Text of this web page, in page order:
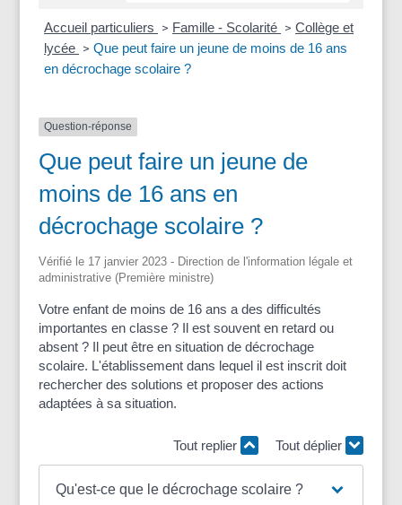
Accueil particuliers > Famille - Scolarité > Collège et
lycée > Que peut faire un jeune de moins de 16 ans
en décrochage scolaire ?
Question-réponse
Que peut faire un jeune de
moins de 16 ans en
décrochage scolaire ?
Vérifié le 17 janvier 2023 - Direction de l'information légale et
administrative (Première ministre)
Votre enfant de moins de 16 ans a des difficultés
importantes en classe ? Il est souvent en retard ou
absent ? Il peut être en situation de décrochage
scolaire. L'établissement dans lequel il est inscrit doit
rechercher des solutions et proposer des actions
adaptées à sa situation.
Tout replier Tout déplier
Qu'est-ce que le décrochage scolaire ?